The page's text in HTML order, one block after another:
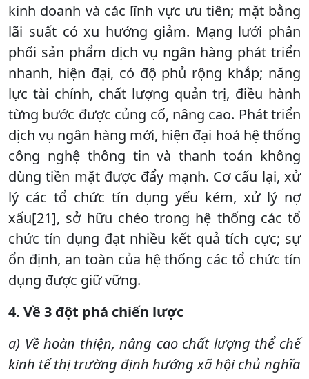
kinh doanh và các lĩnh vực ưu tiên; mặt bằng
lãi suất có xu hướng giảm. Mạng lưới phân
phối sản phẩm dịch vụ ngân hàng phát triển
nhanh, hiện đại, có độ phủ rộng khắp; năng
lực tài chính, chất lượng quản trị, điều hành
từng bước được củng cố, nâng cao. Phát triển
dịch vụ ngân hàng mới, hiện đại hoá hệ thống
công nghệ thông tin và thanh toán không
dùng tiền mặt được đẩy mạnh. Cơ cấu lại, xử
lý các tổ chức tín dụng yếu kém, xử lý nợ
xấu[21], sở hữu chéo trong hệ thống các tổ
chức tín dụng đạt nhiều kết quả tích cực; sự
ổn định, an toàn của hệ thống các tổ chức tín
dụng được giữ vững.
4. Về 3 đột phá chiến lược
a) Về hoàn thiện, nâng cao chất lượng thể chế
kinh tế thị trường định hướng xã hội chủ nghĩa